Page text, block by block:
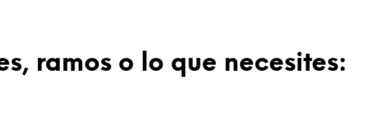
ramos o lo que necesites: